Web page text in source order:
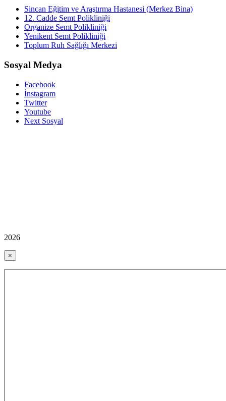
Sincan Eğitim ve Araştırma Hastanesi (Merkez Bina)
12. Cadde Semt Polikliniği
Organize Semt Polikliniği
Yenikent Semt Polikliniği
Toplum Ruh Sağlığı Merkezi
Sosyal Medya
Facebook
İnstagram
Twitter
Youtube
Next Sosyal
2026
×